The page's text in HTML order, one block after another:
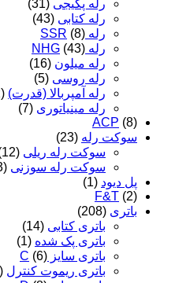
رله پکیجی (31)
رله کتابی (43)
رله SSR (8)
رله NHG (43)
رله میلون (16)
رله روسی (5)
رله آمپربالا (قدرت) (62)
رله مینیاتوری (7)
ACP (8)
سوکت رله (23)
سوکت رله ریلی (12)
سوکت رله سوزنی (13)
پل دیود (1)
F&T (2)
باتری (208)
باتری کتابی (14)
باتری پک شده (1)
باتری سایز C (6)
باتری ریموت کنترل (8)